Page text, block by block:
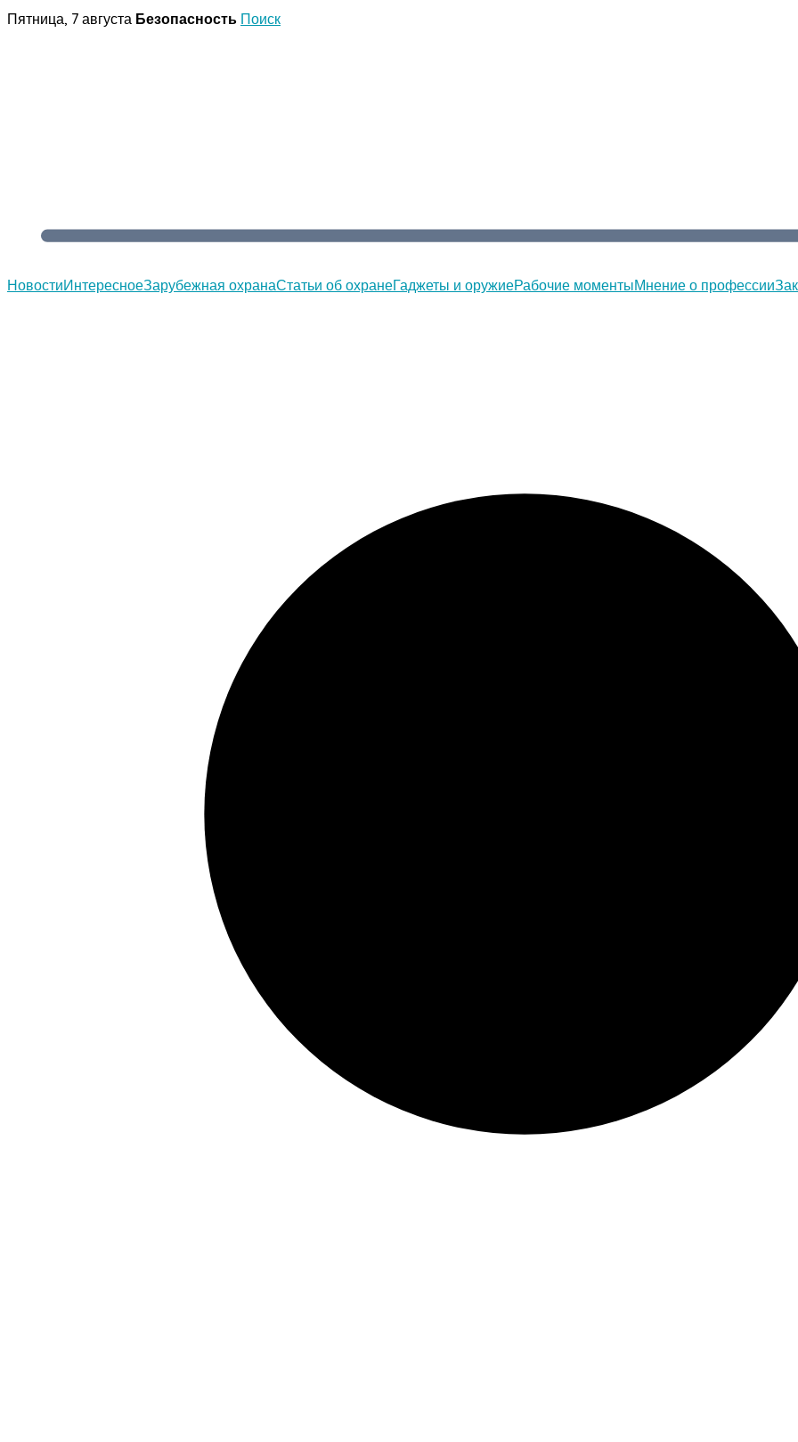
Перейти
Пятница, 7 августа Безопасность Поиск
НовостиИнтересноеЗарубежная охранаСтатьи об охранеГаджеты и оружиеРабочие моментыМнение о профессии